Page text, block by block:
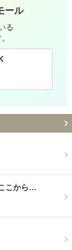
ール
る
こから…